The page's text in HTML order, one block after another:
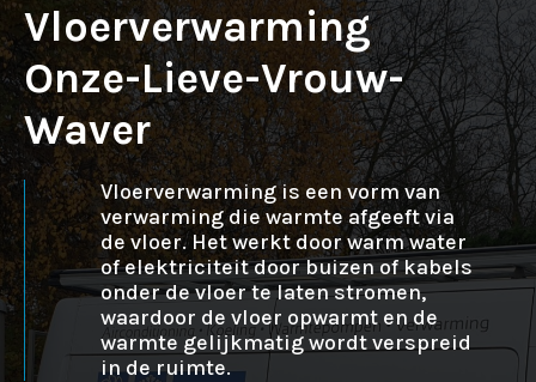
Vloerverwarming
Onze-Lieve-Vrouw-
Waver
Vloerverwarming is een vorm van
verwarming die warmte afgeeft via
de vloer. Het werkt door warm water
of elektriciteit door buizen of kabels
onder de vloer te laten stromen,
waardoor de vloer opwarmt en de
warmte gelijkmatig wordt verspreid
in de ruimte.